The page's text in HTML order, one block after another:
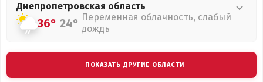
Днепропетровская область
36° 24° Переменная облачность, слабый
дождь
ПОКАЗАТЬ ДРУГИЕ ОБЛАСТИ